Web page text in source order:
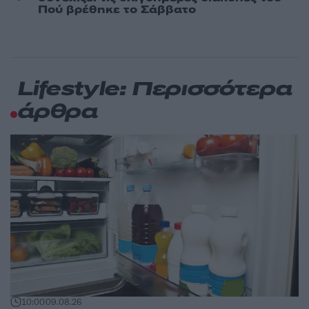
Πού βρέθηκε το Σάββατο
Lifestyle: Περισσότερα
άρθρα
10:0009.08.26